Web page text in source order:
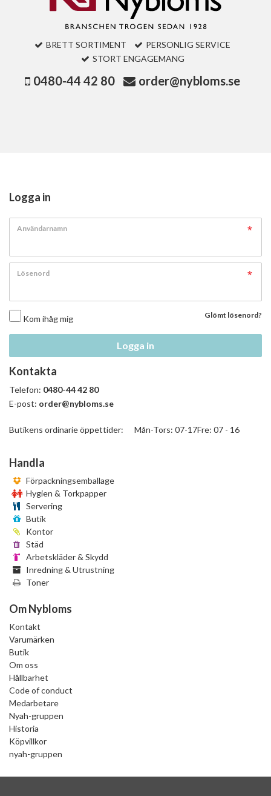
BRETT SORTIMENT
PERSONLIG SERVICE
STORT ENGAGEMANG
0480-44 42 80 order@nybloms.se
Logga in
Användarnamn
Lösenord
Kom ihåg mig Glömt lösenord?
Logga in
Kontakta
Telefon: 0480-44 42 80
E-post: order@nybloms.se
Butikens ordinarie öppettider: Mån-Tors: 07-17Fre: 07 - 16
Handla
Förpackningsemballage
Hygien & Torkpapper
Servering
Butik
Kontor
Städ
Arbetskläder & Skydd
Inredning & Utrustning
Toner
Om Nybloms
Kontakt
Varumärken
Butik
Om oss
Hållbarhet
Code of conduct
Medarbetare
Nyah-gruppen
Historia
Köpvillkor
nyah-gruppen